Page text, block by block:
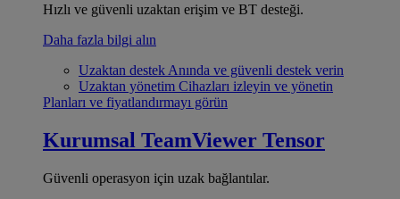
Hızlı ve güvenli uzaktan erişim ve BT desteği.
Daha fazla bilgi alın
Uzaktan destek Anında ve güvenli destek verin
Uzaktan yönetim Cihazları izleyin ve yönetin
Planları ve fiyatlandırmayı görün
Kurumsal TeamViewer Tensor
Güvenli operasyon için uzak bağlantılar.